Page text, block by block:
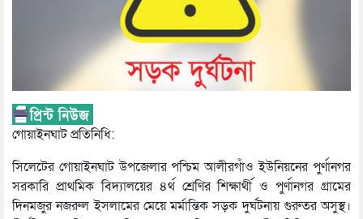
গোয়াইনঘাট প্রতিনিধি:
সিলেটের গোয়াইনঘাট উপজেলার পশ্চিম আলীরগাঁও ইউনিয়নের পুর্ণানগর
সরকারি প্রাথমিক বিদ্যালয়ের ৪র্থ শ্রেণির শিক্ষার্থী ও পুর্ণানগর গ্রামের
দিনমজুর নজরুল ইসলামের মেয়ে মর্মান্তিক সড়ক দুর্ঘটনায় গুরুতর অসুস্থ।